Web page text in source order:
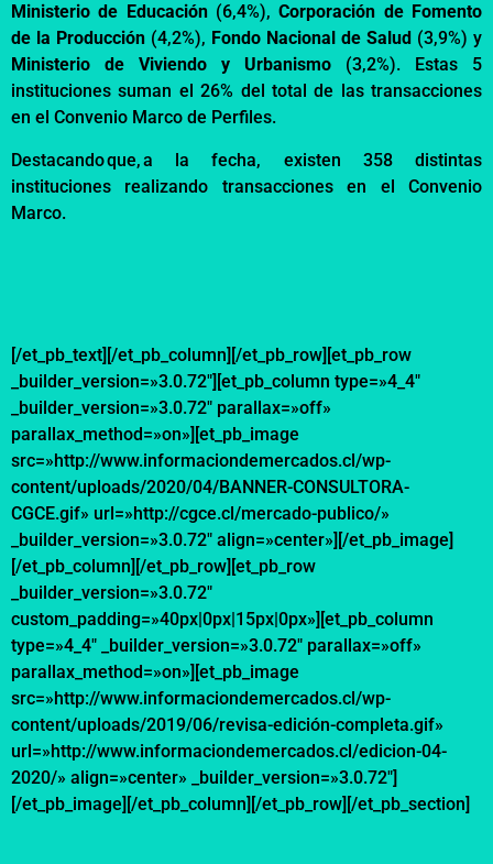
Ministerio de Educación (6,4%), Corporación de Fomento
de la Producción (4,2%), Fondo Nacional de Salud (3,9%) y
Ministerio de Viviendo y Urbanismo
(3,2%). Estas 5
instituciones suman el26% del total de las transacciones
en el Convenio Marco de Perfiles.
Destacando que, a la fecha, existen 358distintas
instituciones realizando transacciones en el Convenio
Marco.
[/et_pb_text][/et_pb_column][/et_pb_row][et_pb_row
_builder_version=»3.0.72″][et_pb_column type=»4_4″
_builder_version=»3.0.72″ parallax=»off»
parallax_method=»on»][et_pb_image
src=»http://www.informaciondemercados.cl/wp-
content/uploads/2020/04/BANNER-CONSULTORA-
CGCE.gif» url=»http://cgce.cl/mercado-publico/»
_builder_version=»3.0.72″ align=»center»][/et_pb_image]
[/et_pb_column][/et_pb_row][et_pb_row
_builder_version=»3.0.72″
custom_padding=»40px|0px|15px|0px»][et_pb_column
type=»4_4″ _builder_version=»3.0.72″ parallax=»off»
parallax_method=»on»][et_pb_image
src=»http://www.informaciondemercados.cl/wp-
content/uploads/2019/06/revisa-edición-completa.gif»
url=»http://www.informaciondemercados.cl/edicion-04-
2020/» align=»center» _builder_version=»3.0.72″]
[/et_pb_image][/et_pb_column][/et_pb_row][/et_pb_section]